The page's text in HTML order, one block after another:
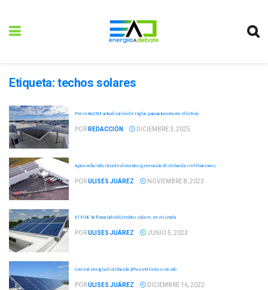
Etiqueta: techos solares
Presenta CNE actualización de reglas para autoconsumo eléctrico
POR REDACCIÓN DICIEMBRE 3, 2025
Aprovecha industria de alimentos generación distribuida sin filtraciones
PORULISES JUÁREZ NOVIEMBRE 8, 2023
El FIDE ha financiado 602 techos solares en vivienda
PORULISES JUÁREZ JUNIO 5, 2023
Crecerá energía distribuida 20% en México este año
PORULISES JUÁREZ DICIEMBRE 16, 2022